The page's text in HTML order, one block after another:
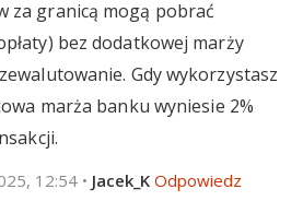
za granicą mogą pobrać
bez dodatkowej marży
Gdy wykorzystasz
marża banku wyniesie 2%
12:54 • Jacek_K Odpowiedz